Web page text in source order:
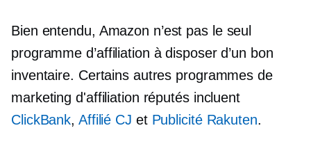
Bien entendu, Amazon n’est pas le seul
programme d’affiliation à disposer d’un bon
inventaire. Certains autres programmes de
marketing d'affiliation réputés incluent
ClickBank, Affilié CJ et Publicité Rakuten.